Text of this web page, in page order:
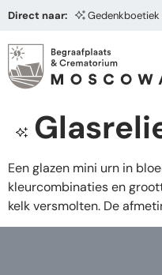
Direct naar: Gedenkboetiek
Een glazen mini urn in
kleurcombinaties en
kelk versmolten. De